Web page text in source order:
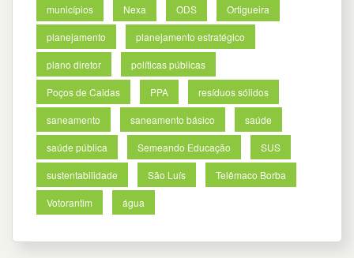
municípios Nexa ODS Ortigueira
planejamento planejamento estratégico
plano diretor políticas públicas
Poços de Caldas PPA resíduos sólidos
saneamento saneamento básico saúde
saúde pública Semeando Educação SUS
sustentabilidade São Luís Telêmaco Borba
Votorantim água